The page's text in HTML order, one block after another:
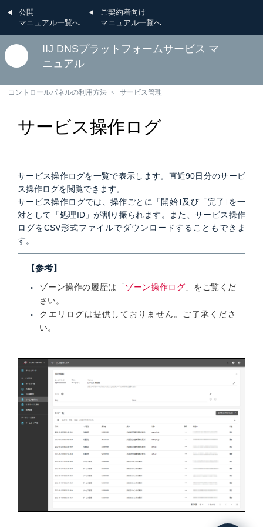
公開
マニュアル一覧へ
ご契約者向け
マニュアル一覧へ
IIJ DNSプラットフォームサービス マ
ニュアル
コントロールパネルの利用方法 サービス管理
サービス操作ログ
サービス操作ログを一覧で表示します。直近90日分のサービ
ス操作ログを閲覧できます。
サービス操作ログでは、操作ごとに「開始｣及び「完了｣を一
対として「処理ID」が割り振られます。また、サービス操作
ログをCSV形式ファイルでダウンロードすることもできま
す。
【参考】
ゾーン操作の履歴は「ゾーン操作ログ 」をご覧くだ
さい。
クエリログは提供しておりません。ご了承くださ
い。